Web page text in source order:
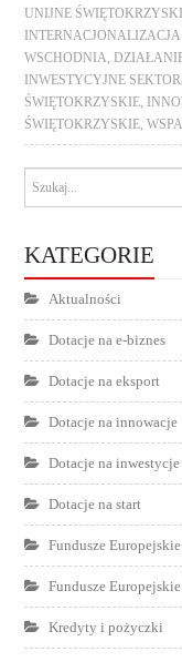
UNIJNE
INTERNACJONALIZACJA
WSCHODNIA,
INWESTYCYJNE
ŚWIĘTOKRZYSKIE,
ŚWIĘTOKRZYSKIE,
KATEGORIE
Aktualności
Dotacje na e-biznes
Dotacje na eksport
Dotacje na innowacje
Dotacje na inwestycje
Dotacje na start
Fundusze
Fundusze
Kredyty i pożyczki